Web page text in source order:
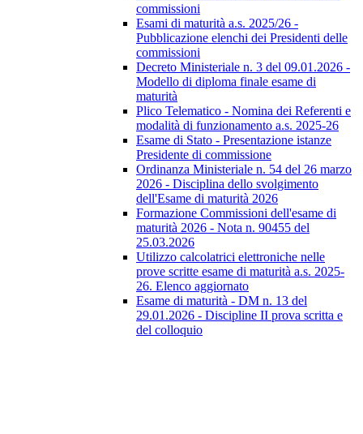
commissioni
Esami di maturità a.s. 2025/26 -
Pubblicazione elenchi dei Presidenti delle
commissioni
Decreto Ministeriale n. 3 del 09.01.2026 -
Modello di diploma finale esame di
maturità
Plico Telematico - Nomina dei Referenti e
modalità di funzionamento a.s. 2025-26
Esame di Stato - Presentazione istanze
Presidente di commissione
Ordinanza Ministeriale n. 54 del 26 marzo
2026 - Disciplina dello svolgimento
dell'Esame di maturità 2026
Formazione Commissioni dell'esame di
maturità 2026 - Nota n. 90455 del
25.03.2026
Utilizzo calcolatrici elettroniche nelle
prove scritte esame di maturità a.s. 2025-
26. Elenco aggiornato
Esame di maturità - DM n. 13 del
29.01.2026 - Discipline II prova scritta e
del colloquio